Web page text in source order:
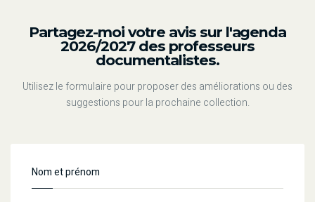
Partagez-moi votre avis sur l'agenda
2026/2027 des professeurs
documentalistes.
Utilisez le formulaire pour proposer des améliorations ou des
suggestions pour la prochaine collection.